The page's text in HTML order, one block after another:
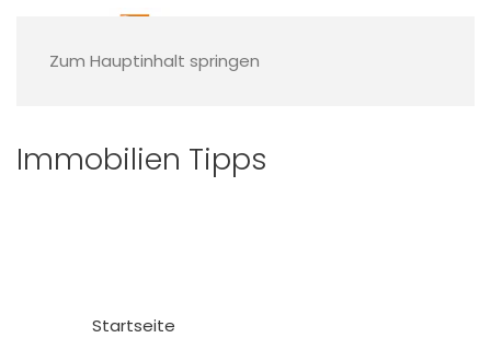
Zum Hauptinhalt springen
Immobilien Tipps
Startseite